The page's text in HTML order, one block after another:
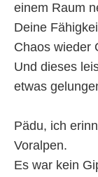
einem Raum
Deine
Chaos wieder
Und dieses
etwas
Pädu, ich
Voralpen.
Es war kein